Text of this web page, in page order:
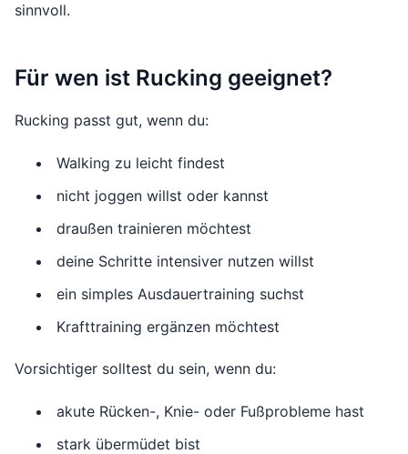
sinnvoll.
Für wen ist Rucking geeignet?
Rucking passt gut, wenn du:
Walking zu leicht findest
nicht joggen willst oder kannst
draußen trainieren möchtest
deine Schritte intensiver nutzen willst
ein simples Ausdauertraining suchst
Krafttraining ergänzen möchtest
Vorsichtiger solltest du sein, wenn du:
akute Rücken-, Knie- oder Fußprobleme hast
stark übermüdet bist